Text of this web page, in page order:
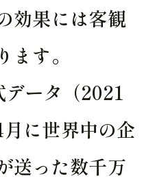
効果には客観
す。
ータ（2021
に世界中の企
送った数千万